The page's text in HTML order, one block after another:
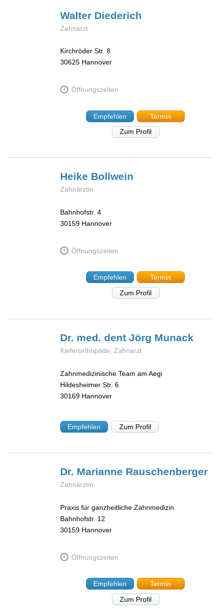
Walter Diederich
Zahnarzt
Kirchröder Str. 8
30625 Hannover
Öffnungszeiten
Empfehlen
Termin
Zum Profil
Heike Bollwein
Zahnärztin
Bahnhofstr. 4
30159 Hannover
Öffnungszeiten
Empfehlen
Termin
Zum Profil
Dr. med. dent Jörg Munack
Kieferorthopäde, Zahnarzt
Zahnmedizinische Team am Aegi
Hildesheimer Str. 6
30169 Hannover
Empfehlen Zum Profil
Dr. Marianne Rauschenberger
Zahnärztin
Praxis für ganzheitliche Zahnmedizin
Bahnhofstr. 12
30159 Hannover
Öffnungszeiten
Empfehlen
Termin
Zum Profil